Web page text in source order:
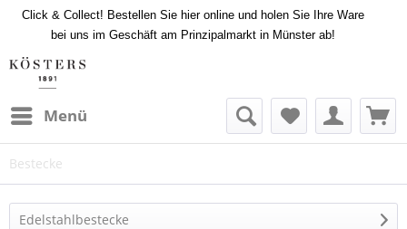
Click & Collect! Bestellen Sie hier online und holen Sie Ihre Ware
bei uns im Geschäft am Prinzipalmarkt in Münster ab!
Menü
Bestecke
Edelstahlbestecke